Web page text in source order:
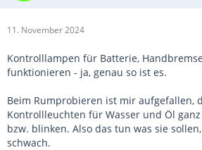
11. November 2024
Kontrolllampen für Batterie,
funktionieren - ja, genau so ist es.
Beim Rumprobieren ist mir aufgefallen,
Kontrollleuchten für Wasser und Öl
bzw. blinken. Also das tun was sie
schwach.